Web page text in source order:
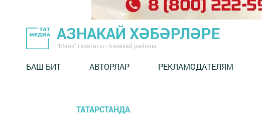
АЗНАКАЙ ХӘБӘРЛӘРЕ
"Маяк" газетасы - Азнакай районы
БАШ БИТ АВТОРЛАР РЕКЛАМОДАТЕЛЯМ
ТАТАРСТАНДА